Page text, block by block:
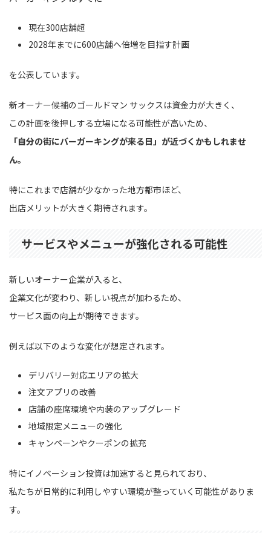
現在300店舗超
2028年までに600店舗へ倍増を目指す計画
を公表しています。
新オーナー候補のゴールドマン サックスは資金力が大きく、
この計画を後押しする立場になる可能性が高いため、
「自分の街にバーガーキングが来る日」が近づくかもしれませ
ん。
特にこれまで店舗が少なかった地方都市ほど、
出店メリットが大きく期待されます。
サービスやメニューが強化される可能性
新しいオーナー企業が入ると、
企業文化が変わり、新しい視点が加わるため、
サービス面の向上が期待できます。
例えば以下のような変化が想定されます。
デリバリー対応エリアの拡大
注文アプリの改善
店舗の座席環境や内装のアップグレード
地域限定メニューの強化
キャンペーンやクーポンの拡充
特にイノベーション投資は加速すると見られており、
私たちが日常的に利用しやすい環境が整っていく可能性がありま
す。